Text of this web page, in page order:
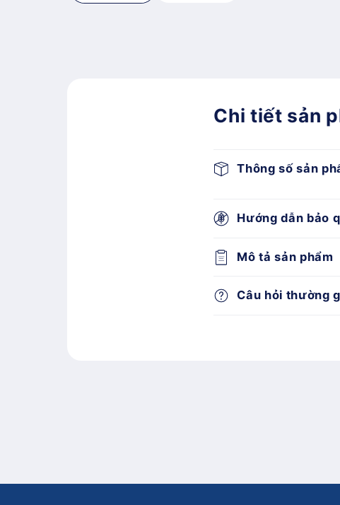
Chi tiết sản
Thông số sản
Hướng dẫn bảo
Mô tả sản phẩm
Câu hỏi thường